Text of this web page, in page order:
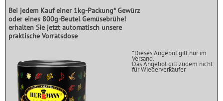
Bei jedem Kauf einer 1kg-Packung*Gewürz
oder eines 800g-Beutel Gemüsebrühe!
erhalten Sie jetzt automatisch unsere
praktische Vorratsdose
*Dieses Angebot gilt nur im
Versand.
Das Angebot gilt zudem nicht
für Wiederverkäufer